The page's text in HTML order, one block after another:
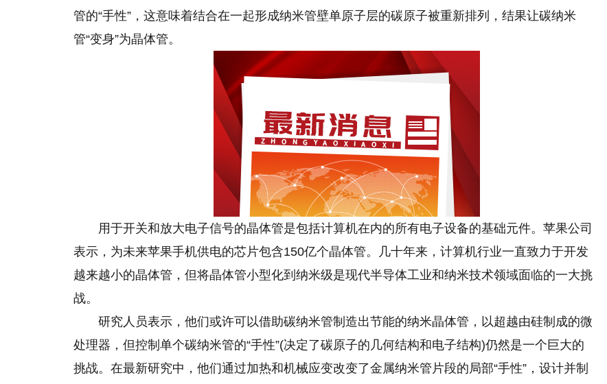
管的“手性”，这意味着结合在一起形成纳米管壁单原子层的碳原子被重新排列，结果让碳纳米
管“变身”为晶体管。
用于开关和放大电子信号的晶体管是包括计算机在内的所有电子设备的基础元件。苹果公司
表示，为未来苹果手机供电的芯片包含150亿个晶体管。几十年来，计算机行业一直致力于开发
越来越小的晶体管，但将晶体管小型化到纳米级是现代半导体工业和纳米技术领域面临的一大挑
战。
研究人员表示，他们或许可以借助碳纳米管制造出节能的纳米晶体管，以超越由硅制成的微
处理器，但控制单个碳纳米管的“手性”(决定了碳原子的几何结构和电子结构)仍然是一个巨大的
挑战。在最新研究中，他们通过加热和机械应变改变了金属纳米管片段的局部“手性”，设计并制